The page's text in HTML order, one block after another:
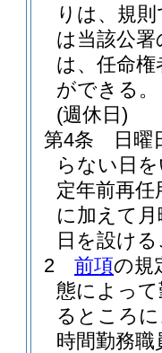
りは、規
は当該公
は、任命
ができる。
(週休日)
第4条
日曜
らない日
定年前再
に加えて
日を設け
2
前項の規
態によっ
るところ
時間勤務